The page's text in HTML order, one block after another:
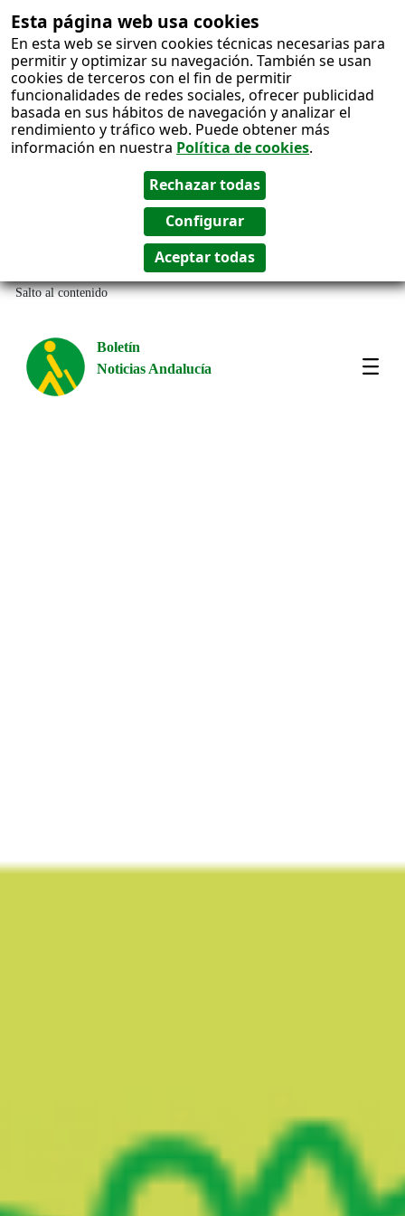
Esta página web usa cookies
En esta web se sirven cookies técnicas necesarias para
permitir y optimizar su navegación. También se usan
cookies de terceros con el fin de permitir
funcionalidades de redes sociales, ofrecer publicidad
basada en sus hábitos de navegación y analizar el
rendimiento y tráfico web. Puede obtener más
información en nuestra Política de cookies.
Salto al contenido
Boletín
Noticias Andalucía